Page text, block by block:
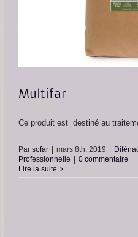
Multifar
Ce produit est destiné au
Par sofar mars 8th, 2019
Professionnelle
0 commentaire
Lire la suite